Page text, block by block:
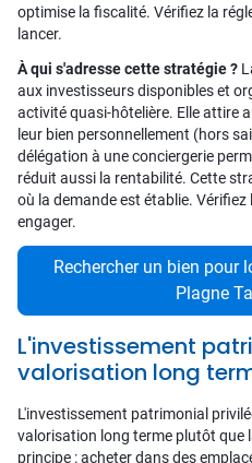
optimise la fiscalité. Vérifiez la
lancer.
À qui s'adresse cette stratégie ?
aux investisseurs disponibles et
activité quasi-hôtelière. Elle attire
leur bien personnellement (hors
délégation à une conciergerie
réduit aussi la rentabilité. Cette
où la demande est établie.
engager.
Rechercher un bien pour
Plagne
L'investissement
valorisation long
L'investissement patrimonial
valorisation long terme plutôt que
principe : acheter dans des